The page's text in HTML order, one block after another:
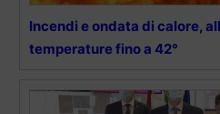
Incendi e ondata di calore,
temperature fino a 42°